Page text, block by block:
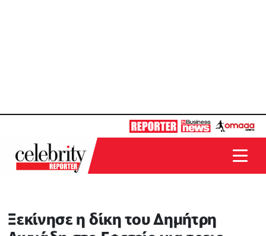
Ξεκίνησε η δίκη του Δημήτρη